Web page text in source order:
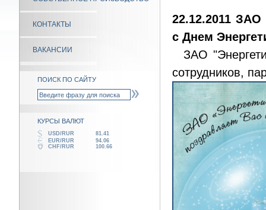
КОНТАКТЫ
ВАКАНСИИ
ПОИСК ПО САЙТУ
КУРСЫ ВАЛЮТ
USD/RUR
81.41
EUR/RUR
94.06
CHF/RUR
100.66
22.12.2011 ЗАО
с Днем
ЗАО
сотрудников,